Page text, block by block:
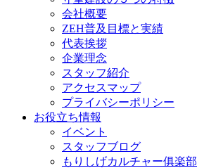
会社概要
ZEH普及目標と実績
代表挨拶
企業理念
スタッフ紹介
アクセスマップ
プライバシーポリシー
お役立ち情報
イベント
スタッフブログ
もりしげカルチャー俱楽部